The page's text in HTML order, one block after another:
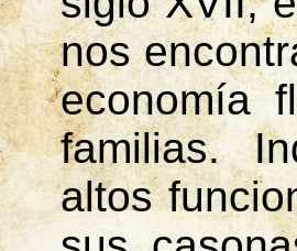
nos
economía
familias.
altos